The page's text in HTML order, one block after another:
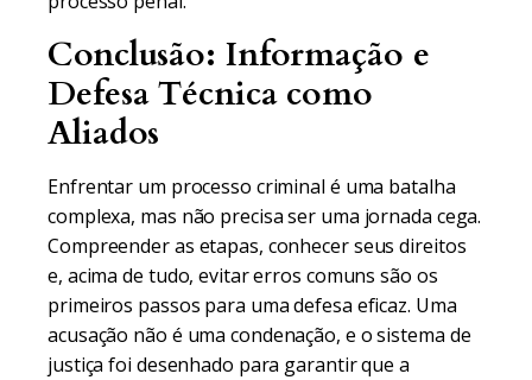
Conclusão: Informação e
Defesa Técnica como
Aliados
Enfrentar um processo criminal é uma batalha
complexa, mas não precisa ser uma jornada cega.
Compreender as etapas, conhecer seus direitos
e, acima de tudo, evitar erros comuns são os
primeiros passos para uma defesa eficaz. Uma
acusação não é uma condenação, e o sistema de
justiça foi desenhado para garantir que a